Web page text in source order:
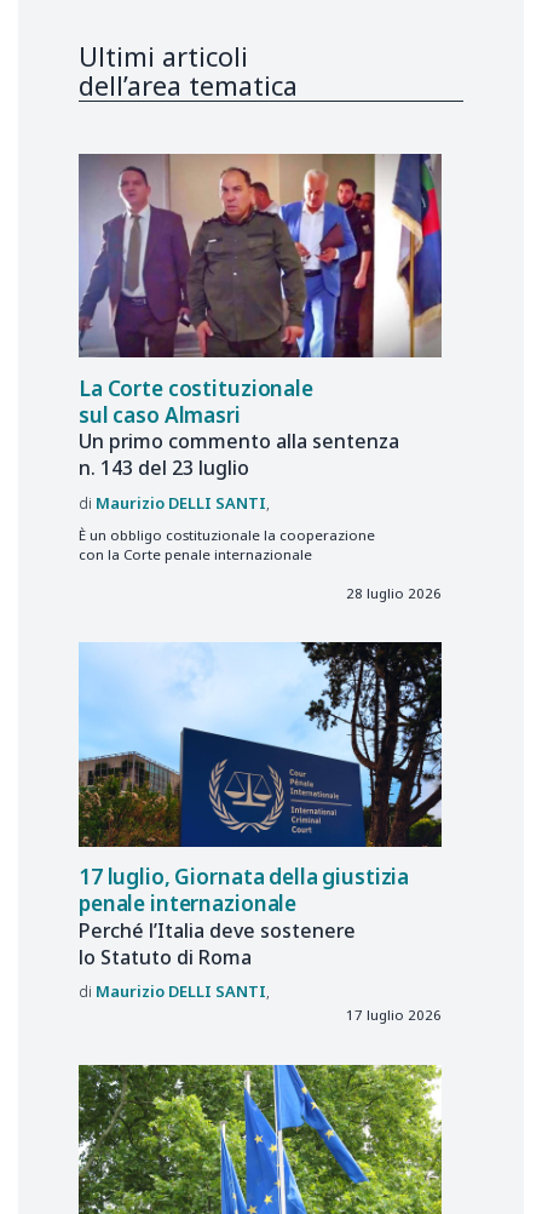
Ultimi articoli
dell’area tematica
La Corte costituzionale
sul caso Almasri
Un primo commento alla sentenza
n. 143 del 23 luglio
Maurizio DELLI SANTI
È un obbligo costituzionale la cooperazione
con la Corte penale internazionale
28 luglio 2026
17 luglio, Giornata della giustizia
penale internazionale
Perché l’Italia deve sostenere
lo Statuto di Roma
Maurizio DELLI SANTI
17 luglio 2026